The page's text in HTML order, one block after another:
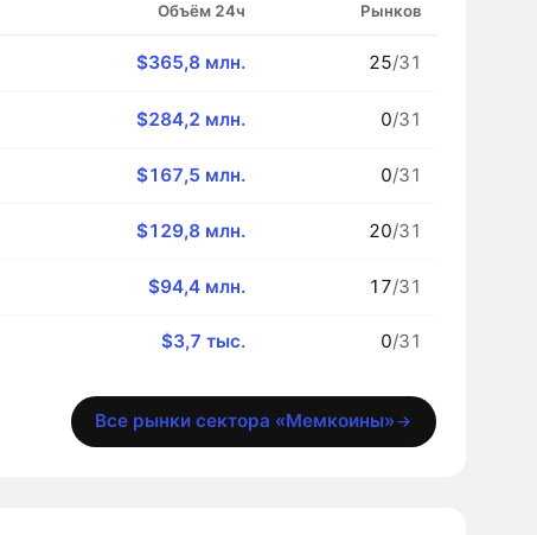
Объём 24ч Рынков
$365,8 млн. 25/31
$284,2 млн. 0/31
$167,5 млн. 0/31
$129,8 млн. 20/31
$94,4 млн. 17/31
$3,7 тыс. 0/31
Все рынки сектора «Мемкоины»